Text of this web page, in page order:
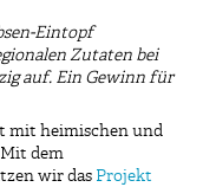
Eintopf
Zutaten bei
auf. Ein Gewinn für
mit heimischen und
dem
wir das Projekt